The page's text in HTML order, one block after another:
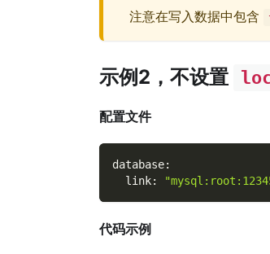
注意在写入数据中包含
示例2，不设置
配置文件
database:
link:
代码示例